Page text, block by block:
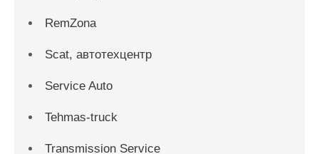
RemZona
Scat, автотехцентр
Service Auto
Tehmas-truck
Transmission Service